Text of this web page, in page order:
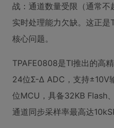
战：通道数量受限（通常
实时处理能力欠缺。这正
核心问题。
TPAFE0808是TI推出的高
24位Σ-Δ ADC，支持±10V
位MCU，具备32KB Flash
通道同步采样率最高达